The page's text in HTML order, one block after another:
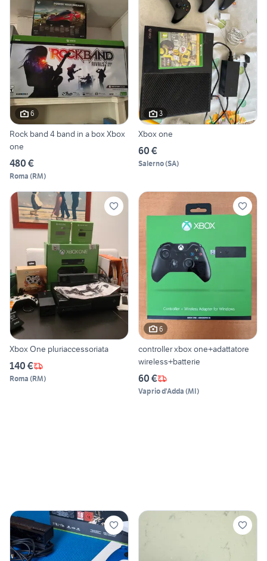
6
Rock band 4 band in a box Xbox
one
480 €
Roma (RM)
3
Xbox one
60 €
Salerno(SA)
Xbox One pluriaccessoriata
140 €
Roma (RM)
6
controller xbox one+adattatore
wireless+batterie
60 €
Vaprio d'Adda (MI)